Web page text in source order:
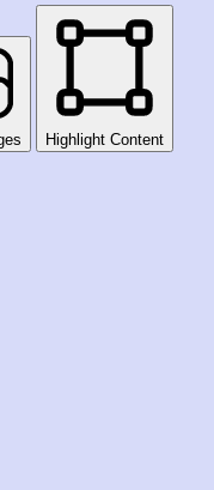
Highlight Content